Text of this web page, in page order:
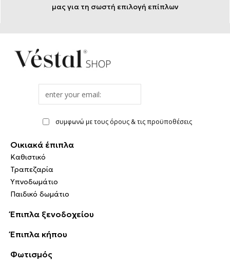
μας για τη σωστή επιλογή επίπλων
συμφωνώ με τους όρους & τις προϋποθέσεις
Οικιακά έπιπλα
Καθιστικό
Τραπεζαρία
Υπνοδωμάτιο
Παιδικό δωμάτιο
Έπιπλα ξενοδοχείου
Έπιπλα κήπου
Φωτισμός